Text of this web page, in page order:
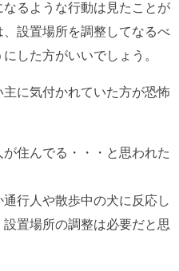
るような行動は見たことが
設置場所を調整してなるべ
した方がいいでしょう。
に気付かれていた方が恐怖
住んでる・・・と思われた
行人や散歩中の犬に反応し
置場所の調整は必要だと思